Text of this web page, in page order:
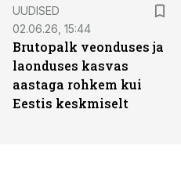
UUDISED
02.06.26, 15:44
Brutopalk veonduses ja
laonduses kasvas
aastaga rohkem kui
Eestis keskmiselt